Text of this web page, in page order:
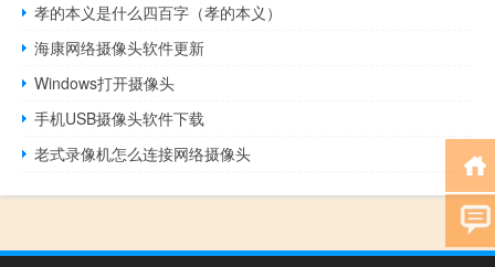
孝的本义是什么四百字（孝的本义）
海康网络摄像头软件更新
Windows打开摄像头
手机USB摄像头软件下载
老式录像机怎么连接网络摄像头